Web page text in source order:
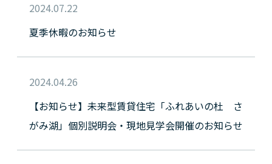
2024.07.22
夏季休暇のお知らせ
2024.04.26
【お知らせ】未来型賃貸住宅「ふれあいの杜 さ
がみ湖」個別説明会・現地見学会開催のお知らせ